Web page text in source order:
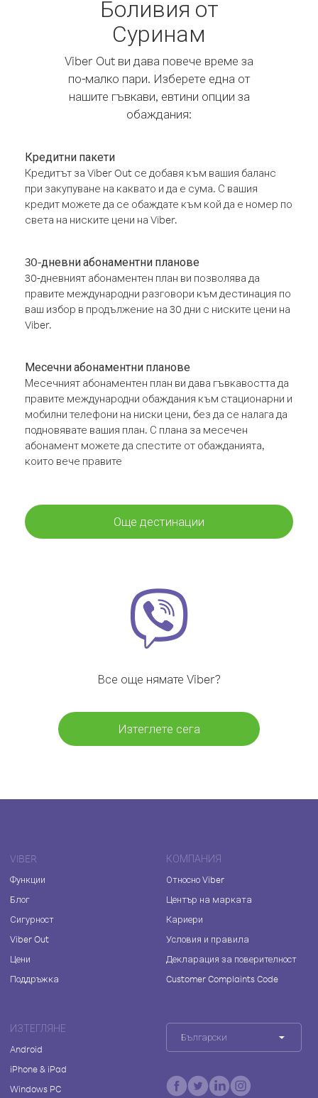
Боливия от
Суринам
Viber Out ви дава повече време за
по-малко пари. Изберете една от
нашите гъвкави, евтини опции за
обаждания:
Кредитни пакети
Кредитът за Viber Out се добавя към вашия баланс
при закупуване на каквато и да е сума. С вашия
кредит можете да се обаждате към кой да е номер по
света на ниските цени на Viber.
30-дневни абонаментни планове
30-дневният абонаментен план ви позволява да
правите международни разговори към дестинация по
ваш избор в продължение на 30 дни с ниските цени на
Viber.
Месечни абонаментни планове
Месечният абонаментен план ви дава гъвкавостта да
правите международни обаждания към стационарни и
мобилни телефони на ниски цени, без да се налага да
подновявате вашия план. С плана за месечен
абонамент можете да спестите от обажданията,
които вече правите
Още дестинации
Все още нямате Viber?
Изтеглете сега
VIBER
Функции
Блог
Сигурност
Viber Out
Цени
Поддръжка
КОМПАНИЯ
Относно Viber
Център на марката
Кариери
Условия и правила
Декларация за поверителност
Customer Complaints Code
ИЗТЕГЛЯНЕ
Android
iPhone & iPad
Windows PC
Български